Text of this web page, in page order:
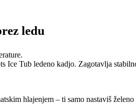
ledu
Ice Tub ledeno kadjo. Zagotavlja
hlajenjem – ti samo nastaviš